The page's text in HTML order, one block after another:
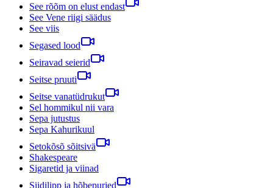
See rõõm on elust endast
See Vene riigi säädus
See viis
Segased lood
Seiravad seierid
Seitse pruuti
Seitse vanatüdrukut
Sel hommikul nii vara
Sepa jutustus
Sepa Kahurikuul
Setokõsõ sõitsivä
Shakespeare
Sigaretid ja viinad
Siidilipp ja hõbepurjed